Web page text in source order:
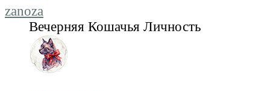
zanoza
Вечерняя Кошачья Личность